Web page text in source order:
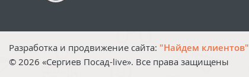
Разработка и продвижение сайта: "Найдем клиентов"
© 2026 «Сергиев Посад-live». Все права защищены